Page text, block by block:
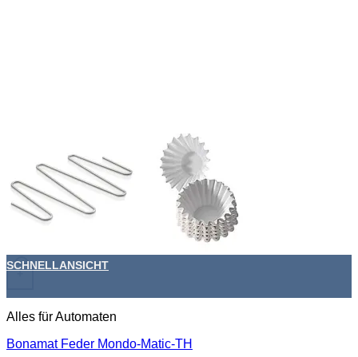
+
SCHNELLANSICHT
Alles für Automaten
Bonamat Feder Mondo-Matic-TH